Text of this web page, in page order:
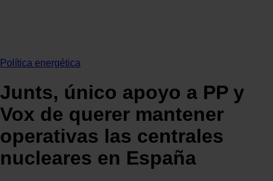
Política energética
Junts, único apoyo a PP y
Vox de querer mantener
operativas las centrales
nucleares en España